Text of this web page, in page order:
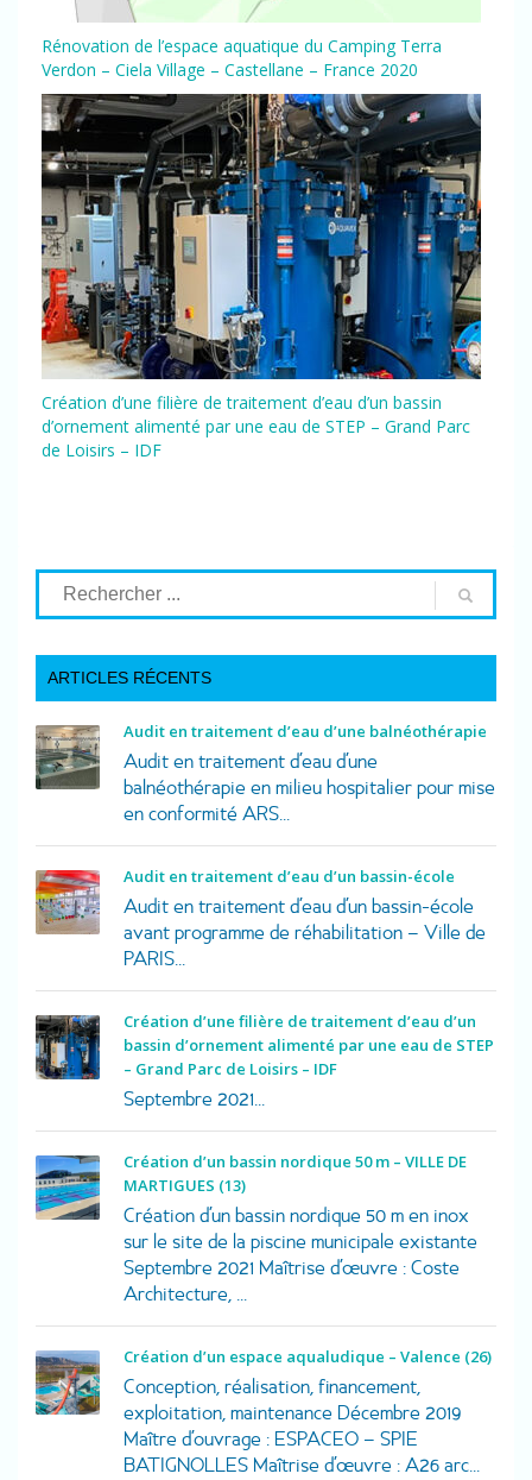
Rénovation de l’espace aquatique du Camping Terra
Verdon – Ciela Village – Castellane – France 2020
Création d’une filière de traitement d’eau d’un bassin
d’ornement alimenté par une eau de STEP – Grand Parc
de Loisirs – IDF
ARTICLES RÉCENTS
Audit en traitement d’eau d’une balnéothérapie
Audit en traitement d’eau d’une
balnéothérapie en milieu hospitalier pour mise
en conformité ARS...
Audit en traitement d’eau d’un bassin-école
Audit en traitement d’eau d’un bassin-école
avant programme de réhabilitation – Ville de
PARIS...
Création d’une filière de traitement d’eau d’un
bassin d’ornement alimenté par une eau de STEP
– Grand Parc de Loisirs – IDF
Septembre 2021...
Création d’un bassin nordique 50 m – VILLE DE
MARTIGUES (13)
Création d’un bassin nordique 50 m en inox
sur le site de la piscine municipale existante
Septembre 2021 Maîtrise d’œuvre : Coste
Architecture, ...
Création d’un espace aqualudique – Valence (26)
Conception, réalisation, financement,
exploitation, maintenance Décembre 2019
Maître d’ouvrage : ESPACEO – SPIE
BATIGNOLLES Maîtrise d’œuvre : A26 arc...